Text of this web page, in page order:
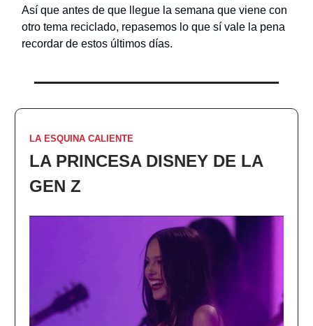
Así que antes de que llegue la semana que viene con
otro tema reciclado, repasemos lo que sí vale la pena
recordar de estos últimos días.
LA ESQUINA CALIENTE
LA PRINCESA DISNEY DE LA
GEN Z